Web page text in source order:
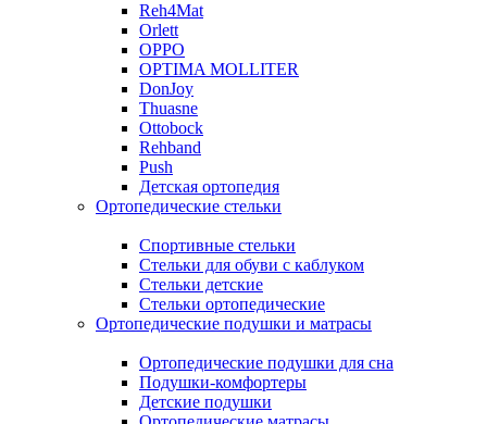
Reh4Mat
Orlett
OPPO
OPTIMA MOLLITER
DonJoy
Thuasne
Ottobock
Rehband
Push
Детская ортопедия
Ортопедические стельки
Спортивные стельки
Стельки для обуви с каблуком
Стельки детские
Стельки ортопедические
Ортопедические подушки и матрасы
Ортопедические подушки для сна
Подушки-комфортеры
Детские подушки